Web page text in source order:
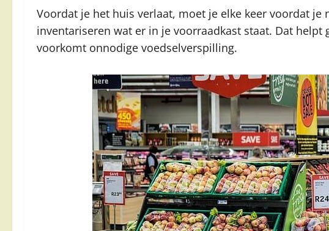
Voordat je het huis verlaat, moet je elke keer voordat je
inventariseren wat er in je voorraadkast staat. Dat
voorkomt onnodige voedselverspilling.